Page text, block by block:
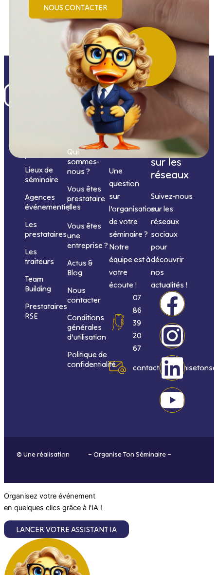
NOUS CONTACTER
prestations
Lieux de
séminaire
Agences
événementielles
Les
prestataires
Les
traiteurs
Team
Building
Prestataires
RSE
Informations
Qui
sommes-
nous ?
Vous êtes
prestataire
?
Vous êtes
une
entreprise ?
Actus &
Blog
Nous
contacter
Conditions
générales
d’utilisation
Politique de
confidentialité
Nous
contacter
Une
question
sur
l’organisation
de votre
séminaire ?
Notre
équipe est à
votre
écoute !
07
86
39
20
67
Nous
suivre
sur les
réseaux
Suivez-nous
sur les
réseaux
sociaux
pour
découvrir
nos
actualités !
F
a
c
e
b
I
n
s
t
a
L
i
n
k
e
Y
o
u
t
u
© Une réalisation – Organise Ton Séminaire –
Organisez votre événement
en quelques clics grâce à l'IA !
LANCER VOTRE ASSISTANT IA